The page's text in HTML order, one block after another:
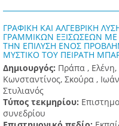
ΓΡΑΦΙΚΗ ΚΑΙ ΑΛΓΕΒΡΙΚΗ
ΓΡΑΜΜΙΚΩΝ ΕΞΙΣΩΣΕΩΝ ΜΕ
ΤΗΝ ΕΠΙΛΥΣΗ ΕΝΟΣ
ΜΥΣΤΙΚΟ ΤΟΥ ΠΕΙΡΑΤΗ
Δημιουργός: Πράπα ,
Κωνσταντίνος, Σκούρα ,
Στυλιανός
Τύπος τεκμηρίου:
συνεδρίου